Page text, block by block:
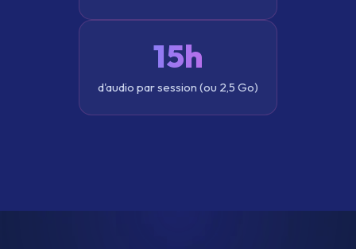
15h
d'audio par session (ou 2,5 Go)